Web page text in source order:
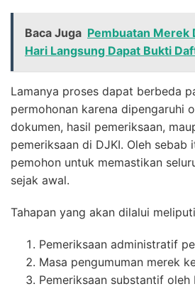
Baca Juga Pembuatan Merek
Hari Langsung Dapat Bukti
Lamanya proses dapat berbeda
permohonan karena dipengaruhi
dokumen, hasil pemeriksaan,
pemeriksaan di DJKI. Oleh sebab
pemohon untuk memastikan
sejak awal.
Tahapan yang akan dilalui
Pemeriksaan administratif
Masa pengumuman merek
Pemeriksaan substantif oleh